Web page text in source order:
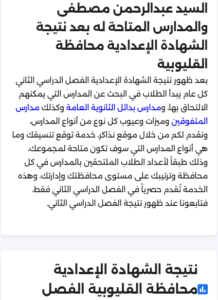
السيد عبدالرحمن مصطفى
والمدارس المتاحة له بعد نتيجة
الشهادة الإعدادية محافظة
القليوبية
بعد ظهور نتيجة الشهادة الإعدادية الفصل الدراسي الثاني
كل عام يبدأ الطلاب في البحث عن المدارس التي يمكنهم
الالتحاق بها، ومدارس بدائل الثانوية العامة وكذلكمدارس
المتفوقين وميزات وعيوب كل نوع من أنواع المدارس،
ونقدم لكم من خلال موقع نذاكر، خدمة توقع تنسيقك وما
هي أنواع المدارس التي سوف تكون متاحة لمجموعك،
وذلك طبقاً لأعداد الطلاب الملتحقين بالمدارس في كل
محافظة وترتيبك على مستوى محافظتك وإدارتك، وهذه
الخدمة تُقدم حصرياً في الفصل الدراسي الثاني فقط،
فتابعونا عند ظهور نتيجة الفصل الدراسي الثاني.
نتيجة الشهادة الإعدادية
محافظة القليوبية الفصل